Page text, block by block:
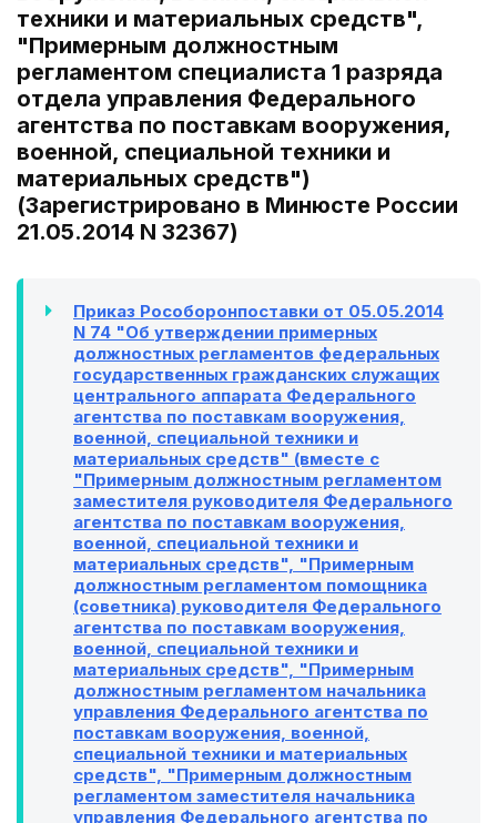
техники и материальных средств",
"Примерным должностным
регламентом специалиста 1 разряда
отдела управления Федерального
агентства по поставкам вооружения,
военной, специальной техники и
материальных средств")
(Зарегистрировано в Минюсте России
21.05.2014 N 32367)
Приказ Рособоронпоставки от 05.05.2014
N 74 "Об утверждении примерных
должностных регламентов федеральных
государственных гражданских служащих
центрального аппарата Федерального
агентства по поставкам вооружения,
военной, специальной техники и
материальных средств" (вместе с
"Примерным должностным регламентом
заместителя руководителя Федерального
агентства по поставкам вооружения,
военной, специальной техники и
материальных средств", "Примерным
должностным регламентом помощника
(советника) руководителя Федерального
агентства по поставкам вооружения,
военной, специальной техники и
материальных средств", "Примерным
должностным регламентом начальника
управления Федерального агентства по
поставкам вооружения, военной,
специальной техники и материальных
средств", "Примерным должностным
регламентом заместителя начальника
управления Федерального агентства по